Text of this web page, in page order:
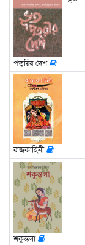
পত্‌রির দেশ
রাজকাহিনী
শকুন্তলা